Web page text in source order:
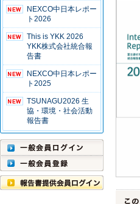
NEXCO中日本レポー
ト2026
This is YKK 2026
YKK株式会社統合報
告書
NEXCO中日本レポー
ト2025
TSUNAGU2026 生
協・環境・社会活動
報告書